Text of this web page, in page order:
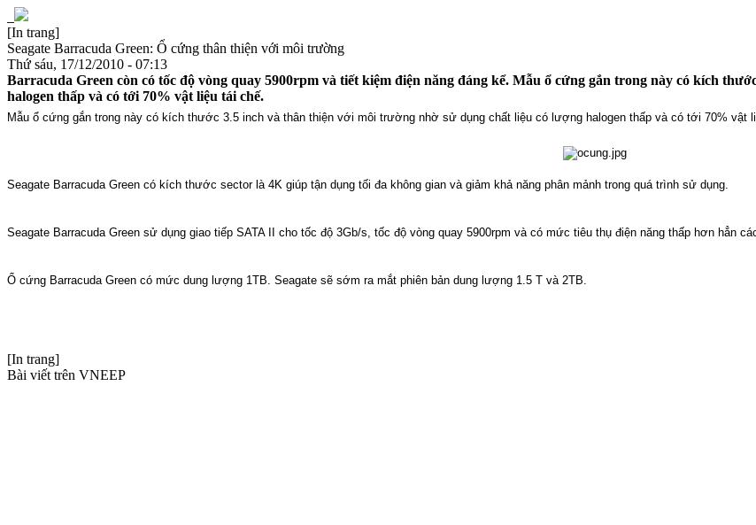
[In trang]
Seagate Barracuda Green: Ổ cứng thân thiện với môi trường
Thứ sáu, 17/12/2010 - 07:13
Barracuda Green còn có tốc độ vòng quay 5900rpm và tiết kiệm điện năng đáng kể. Mẫu ổ cứng gắn trong này có kích
halogen thấp và có tới 70% vật liệu tái chế.
Mẫu ổ cứng gắn trong này có kích thước 3.5 inch và thân thiện với môi trường nhờ sử dụng chất liệu có lượng halogen thấp và có tới 70% vật
Seagate Barracuda Green có kích thước sector là 4K giúp tận dụng tối đa không gian và giảm khả năng phân mảnh trong quá trình sử dụng.
Seagate Barracuda Green sử dụng giao tiếp SATA II cho tốc độ 3Gb/s, tốc độ vòng quay 5900rpm và có mức tiêu thụ điện năng thấp hơn hẳn
Ổ cứng Barracuda Green có mức dung lượng 1TB. Seagate sẽ sớm ra mắt phiên bản dung lượng 1.5 T và 2TB.
[In trang]
Bài viết trên VNEEP